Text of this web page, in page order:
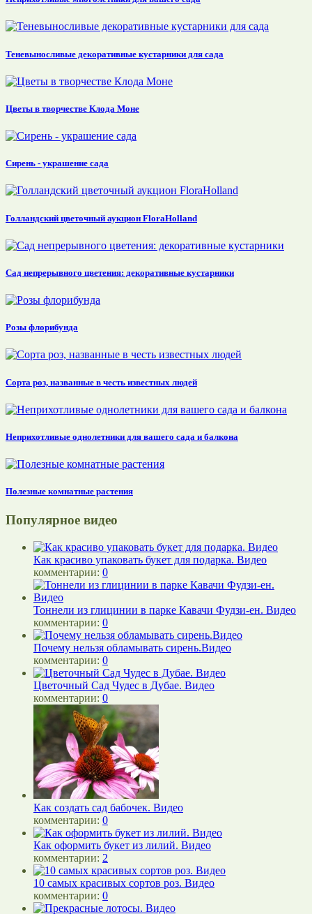
Теневыносливые декоративные кустарники для сада
Цветы в творчестве Клода Моне
Сирень - украшение сада
Голландский цветочный аукцион FloraHolland
Сад непрерывного цветения: декоративные кустарники
Розы флорибунда
Сорта роз, названные в честь известных людей
Неприхотливые однолетники для вашего сада и балкона
Полезные комнатные растения
Популярное видео
Как красиво упаковать букет для подарка. Видео
комментарии: 0
Тоннели из глицинии в парке Кавачи Фудзи-ен. Видео
комментарии: 0
Почему нельзя обламывать сирень.Видео
комментарии: 0
Цветочный Сад Чудес в Дубае. Видео
комментарии: 0
Как создать сад бабочек. Видео
комментарии: 0
Как оформить букет из лилий. Видео
комментарии: 2
10 самых красивых сортов роз. Видео
комментарии: 0